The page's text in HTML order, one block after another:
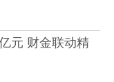
元 财金联动精